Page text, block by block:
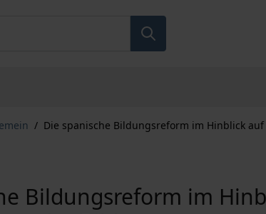
/ Die spanische Bildungsreform im Hinblick
Bildungsreform im